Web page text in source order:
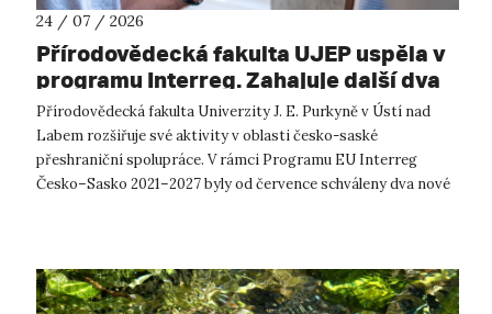
24 / 07 / 2026
Přírodovědecká fakulta UJEP uspěla v
programu Interreg. Zahajuje další dva
přeshraniční projekty se saskými
partnery
Přírodovědecká fakulta Univerzity J. E. Purkyně v Ústí nad
Labem rozšiřuje své aktivity v oblasti česko-saské
přeshraniční spolupráce. V rámci Programu EU Interreg
Česko–Sasko 2021–2027 byly od července schváleny dva nové